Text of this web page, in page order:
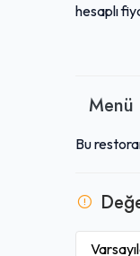
hesaplı
Menü
Bu